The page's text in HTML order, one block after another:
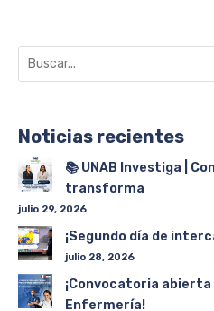
Noticias recientes
📚 UNAB Investiga |
transforma
julio 29, 2026
¡Segundo día de
julio 28, 2026
¡Convocatoria
Enfermería!